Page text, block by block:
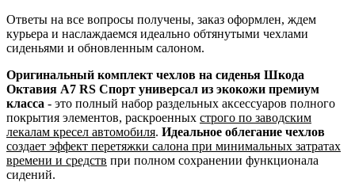
Ответы на все вопросы получены, заказ оформлен, ждем
курьера и наслаждаемся идеально обтянутыми чехлами
сиденьями и обновленным салоном.
Оригинальный комплект чехлов на сиденья Шкода
Октавия А7 RS Спорт универсал из экокожи премиум
класса - это полный набор раздельных аксессуаров полного
покрытия элементов, раскроенных строго по заводским
лекалам кресел автомобиля. Идеальное облегание чехлов
создает эффект перетяжки салона при минимальных затратах
времени и средств при полном сохранении функционала
сидений.